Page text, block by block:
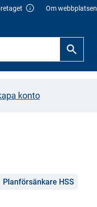
Om webbplatsen
konto
Planförsänkare HSS